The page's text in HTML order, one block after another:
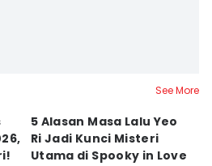
See More
5 Alasan Masa Lalu Yeo
Ri Jadi Kunci Misteri
Utama di Spooky in Love